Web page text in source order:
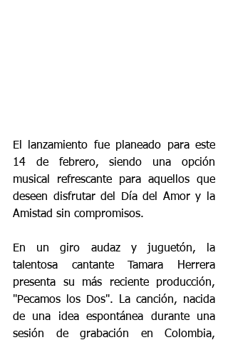
El lanzamiento fue planeado para este
14 de febrero, siendo una opción
musical refrescante para aquellos que
deseen disfrutar del Día del Amor y la
Amistad sin compromisos.
En un giro audaz y juguetón, la
talentosa cantante Tamara Herrera
presenta su más reciente producción,
"Pecamos los Dos". La canción, nacida
de una idea espontánea durante una
sesión de grabación en Colombia,